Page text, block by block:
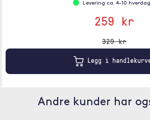
Levering ca. 4-10
259 kr
329 kr
Legg i
Andre kunder har